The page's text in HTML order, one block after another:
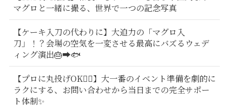
マグロと一緒に撮る、世界で一つの記念写真
【ケーキ入刀の代わりに】大迫力の「マグロ入
刀」！？会場の空気を一変させる最高にバズるウェデ
ィング演出🎂➡️🐟
【プロに丸投げOK🙆‍♂️】大一番のイベント準備を劇的に
ラクにする、お問い合わせから当日までの完全サポー
ト体制✨